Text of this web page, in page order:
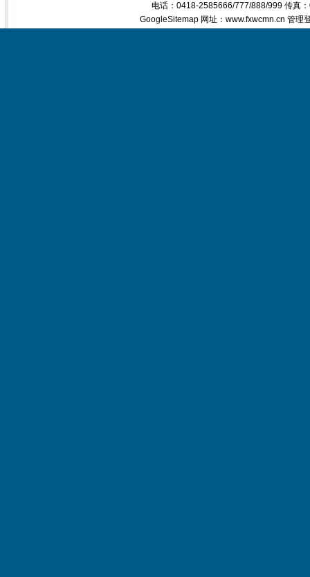
电话：0418-2585666/777/888/999 传真
GoogleSitemap 网址：www.fxwcmn.cn 管理